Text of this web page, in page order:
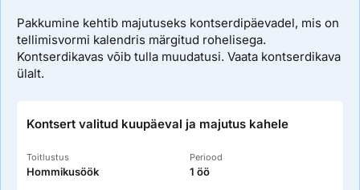
Pakkumine kehtib majutuseks kontserdipäevadel, mis on
tellimisvormi kalendris märgitud rohelisega.
Kontserdikavas võib tulla muudatusi. Vaata kontserdikava
ülalt.
Kontsert valitud kuupäeval ja majutus kahele
Toitlustus
Hommikusöök
Periood
1 öö